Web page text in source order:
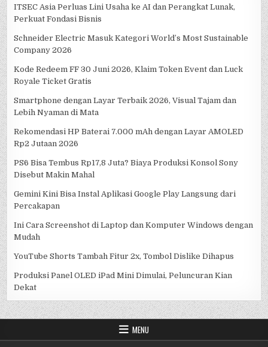
ITSEC Asia Perluas Lini Usaha ke AI dan Perangkat Lunak,
Perkuat Fondasi Bisnis
Schneider Electric Masuk Kategori World’s Most Sustainable
Company 2026
Kode Redeem FF 30 Juni 2026, Klaim Token Event dan Luck
Royale Ticket Gratis
Smartphone dengan Layar Terbaik 2026, Visual Tajam dan
Lebih Nyaman di Mata
Rekomendasi HP Baterai 7.000 mAh dengan Layar AMOLED
Rp2 Jutaan 2026
PS6 Bisa Tembus Rp17,8 Juta? Biaya Produksi Konsol Sony
Disebut Makin Mahal
Gemini Kini Bisa Instal Aplikasi Google Play Langsung dari
Percakapan
Ini Cara Screenshot di Laptop dan Komputer Windows dengan
Mudah
YouTube Shorts Tambah Fitur 2x, Tombol Dislike Dihapus
Produksi Panel OLED iPad Mini Dimulai, Peluncuran Kian
Dekat
MENU